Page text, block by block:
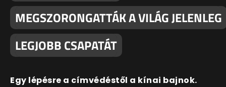
MEGSZORONGATTÁK A VILÁG JELENLEG
LEGJOBB CSAPATÁT
Egy lépésre a címvédéstől a kínai bajnok.